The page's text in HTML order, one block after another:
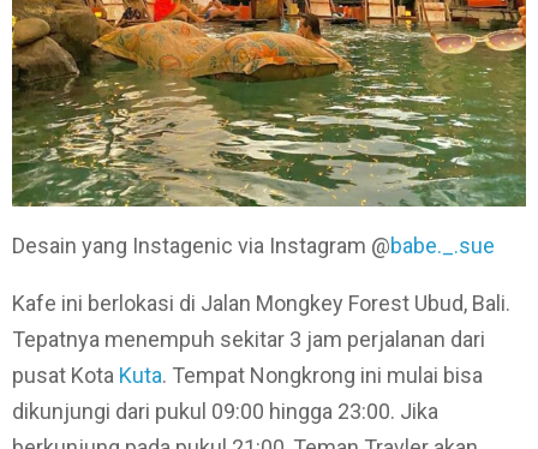
Desain yang Instagenic via Instagram @babe._.sue
Kafe ini berlokasi di Jalan Mongkey Forest Ubud, Bali.
Tepatnya menempuh sekitar 3 jam perjalanan dari
pusat Kota Kuta. Tempat Nongkrong ini mulai bisa
dikunjungi dari pukul 09:00 hingga 23:00. Jika